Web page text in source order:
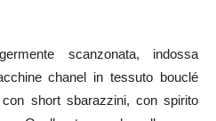
scanzonata, indossa
chanel in tessuto bouclé
short sbarazzini, con spirito